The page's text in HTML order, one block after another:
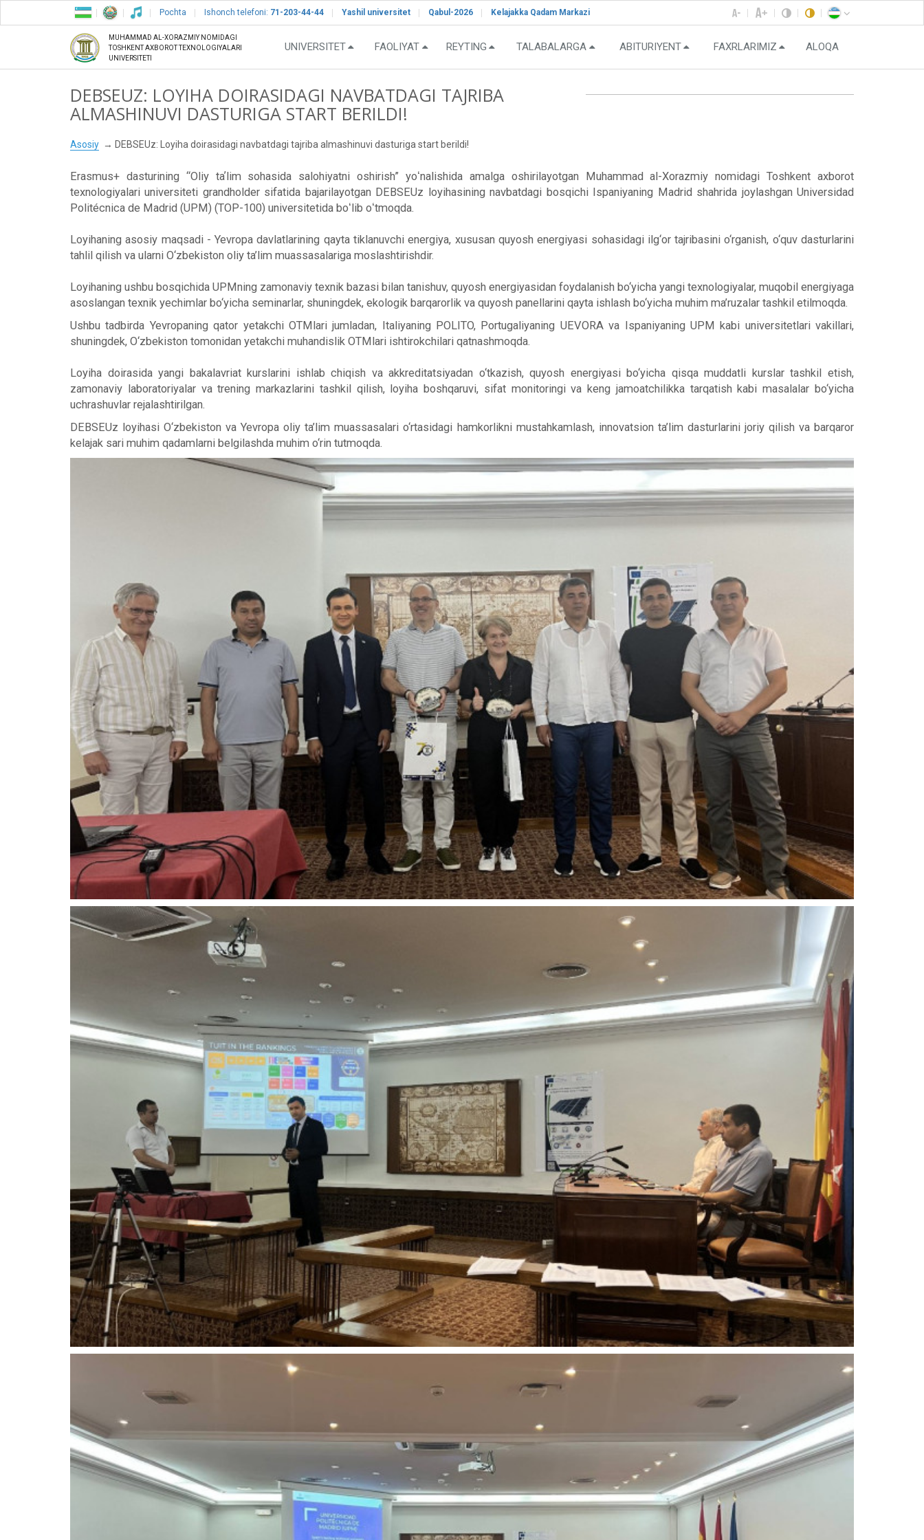
Pochta Ishonch telefoni: 71-203-44-44 Yashil universitet Qabul-2026 Kelajakka Qadam Markazi
MUHAMMAD AL-XORAZMIY NOMIDAGI
TOSHKENT AXBOROT TEXNOLOGIYALARI
UNIVERSITETI
UNIVERSITET FAOLIYAT REYTING TALABALARGA ABITURIYENT FAXRLARIMIZ ALOQA
DEBSEUZ: LOYIHA DOIRASIDAGI NAVBATDAGI TAJRIBA
ALMASHINUVI DASTURIGA START BERILDI!
Asosiy DEBSEUz: Loyiha doirasidagi navbatdagi tajriba almashinuvi dasturiga start berildi!
Erasmus+ dasturining “Oliy taʼlim sohasida salohiyatni oshirish” yoʻnalishida amalga oshirilayotgan Muhammad al-Xorazmiy nomidagi Toshkent axborot
texnologiyalari universiteti grandholder sifatida bajarilayotgan DEBSEUz loyihasining navbatdagi bosqichi Ispaniyaning Madrid shahrida joylashgan Universidad
Politécnica de Madrid (UPM) (TOP-100) universitetida boʻlib oʻtmoqda.
Loyihaning asosiy maqsadi - Yevropa davlatlarining qayta tiklanuvchi energiya, xususan quyosh energiyasi sohasidagi ilg‘or tajribasini o‘rganish, o‘quv dasturlarini
tahlil qilish va ularni O‘zbekiston oliy ta’lim muassasalariga moslashtirishdir.
Loyihaning ushbu bosqichida UPMning zamonaviy texnik bazasi bilan tanishuv, quyosh energiyasidan foydalanish bo‘yicha yangi texnologiyalar, muqobil energiyaga
asoslangan texnik yechimlar bo‘yicha seminarlar, shuningdek, ekologik barqarorlik va quyosh panellarini qayta ishlash bo‘yicha muhim ma’ruzalar tashkil etilmoqda.
Ushbu tadbirda Yevropaning qator yetakchi OTMlari jumladan, Italiyaning POLITO, Portugaliyaning UEVORA va Ispaniyaning UPM kabi universitetlari vakillari,
shuningdek, O‘zbekiston tomonidan yetakchi muhandislik OTMlari ishtirokchilari qatnashmoqda.
Loyiha doirasida yangi bakalavriat kurslarini ishlab chiqish va akkreditatsiyadan o‘tkazish, quyosh energiyasi bo‘yicha qisqa muddatli kurslar tashkil etish,
zamonaviy laboratoriyalar va trening markazlarini tashkil qilish, loyiha boshqaruvi, sifat monitoringi va keng jamoatchilikka tarqatish kabi masalalar bo‘yicha
uchrashuvlar rejalashtirilgan.
DEBSEUz loyihasi O‘zbekiston va Yevropa oliy ta’lim muassasalari o‘rtasidagi hamkorlikni mustahkamlash, innovatsion ta’lim dasturlarini joriy qilish va barqaror
kelajak sari muhim qadamlarni belgilashda muhim o‘rin tutmoqda.